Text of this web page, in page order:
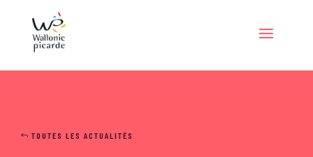
TOUTES LES ACTUALITÉS